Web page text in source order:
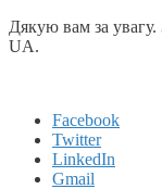
Дякую вам за
UA.
Facebook
Twitter
LinkedIn
Gmail